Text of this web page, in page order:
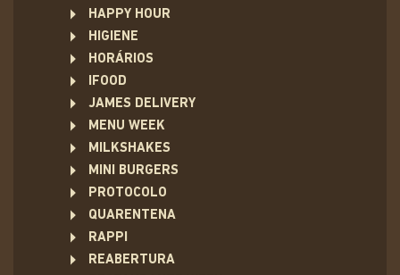
HAPPY HOUR
HIGIENE
HORÁRIOS
IFOOD
JAMES DELIVERY
MENU WEEK
MILKSHAKES
MINI BURGERS
PROTOCOLO
QUARENTENA
RAPPI
REABERTURA